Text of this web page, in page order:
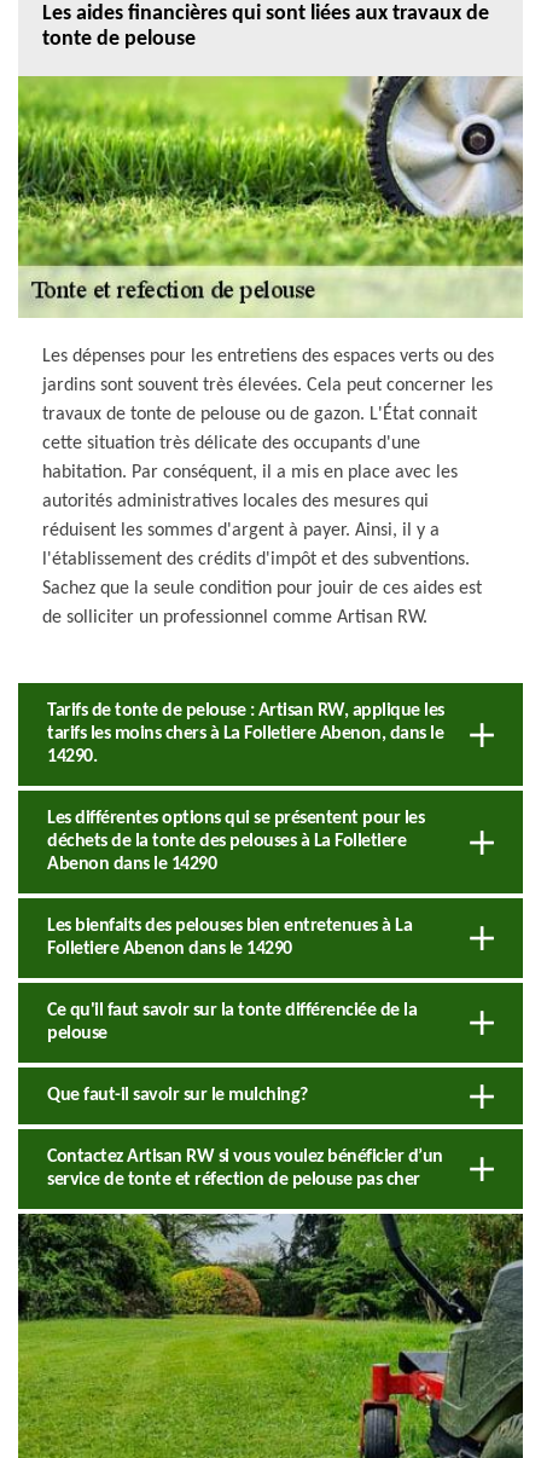
Les aides financières qui sont liées aux travaux de
tonte de pelouse
Les dépenses pour les entretiens des espaces verts ou des
jardins sont souvent très élevées. Cela peut concerner les
travaux de tonte de pelouse ou de gazon. L'État connait
cette situation très délicate des occupants d'une
habitation. Par conséquent, il a mis en place avec les
autorités administratives locales des mesures qui
réduisent les sommes d'argent à payer. Ainsi, il y a
l'établissement des crédits d'impôt et des subventions.
Sachez que la seule condition pour jouir de ces aides est
de solliciter un professionnel comme Artisan RW.
Tarifs de tonte de pelouse : Artisan RW, applique les
tarifs les moins chers à La Folletiere Abenon, dans le
14290.
Les différentes options qui se présentent pour les
déchets de la tonte des pelouses à La Folletiere
Abenon dans le 14290
Les bienfaits des pelouses bien entretenues à La
Folletiere Abenon dans le 14290
Ce qu'il faut savoir sur la tonte différenciée de la
pelouse
Que faut-il savoir sur le mulching?
Contactez Artisan RW si vous voulez bénéficier d’un
service de tonte et réfection de pelouse pas cher